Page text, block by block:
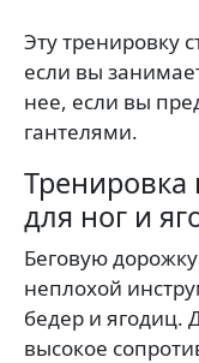
Эту тренировку
если вы
нее, если вы
гантелями.
Тренировка
для ног и
Беговую
неплохой
бедер и ягодиц.
высокое